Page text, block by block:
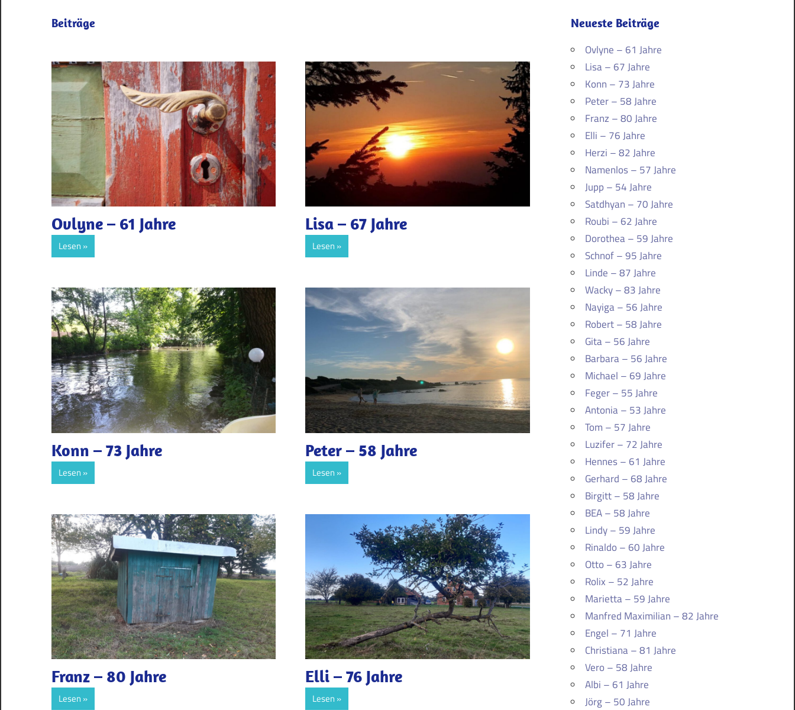
Beiträge
Ovlyne – 61 Jahre
Lesen
Lisa – 67 Jahre
Lesen
Konn – 73 Jahre
Lesen
Peter – 58 Jahre
Lesen
Franz – 80 Jahre
Lesen
Elli – 76 Jahre
Lesen
Neueste Beiträge
Ovlyne – 61 Jahre
Lisa – 67 Jahre
Konn – 73 Jahre
Peter – 58 Jahre
Franz – 80 Jahre
Elli – 76 Jahre
Herzi – 82 Jahre
Namenlos – 57 Jahre
Jupp – 54 Jahre
Satdhyan – 70 Jahre
Roubi – 62 Jahre
Dorothea – 59 Jahre
Schnof – 95 Jahre
Linde – 87 Jahre
Wacky – 83 Jahre
Nayiga – 56 Jahre
Robert – 58 Jahre
Gita – 56 Jahre
Barbara – 56 Jahre
Michael – 69 Jahre
Feger – 55 Jahre
Antonia – 53 Jahre
Tom – 57 Jahre
Luzifer – 72 Jahre
Hennes – 61 Jahre
Gerhard – 68 Jahre
Birgitt – 58 Jahre
BEA – 58 Jahre
Lindy – 59 Jahre
Rinaldo – 60 Jahre
Otto – 63 Jahre
Rolix – 52 Jahre
Marietta – 59 Jahre
Manfred Maximilian – 82 Jahre
Engel – 71 Jahre
Christiana – 81 Jahre
Vero – 58 Jahre
Albi – 61 Jahre
Jörg – 50 Jahre